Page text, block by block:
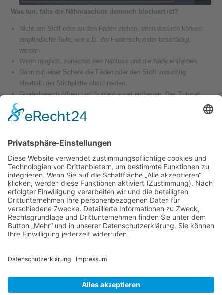
Was tun, falls die Nähmaschine dennoch blockiert ist?
Nicht am Stoff oder an den Fäden ziehen, denn dadurch können
empfindliche Teile, wie z.B. der Fadenschneider beschädigt
werden.
Wenn möglich, zunächst den Nähfuss und die Nade entfernen.
Dann mit einer Schere die Fäden oder den Stoff vorsichtig
oberhalb der Stichplatte abschneiden.
Greiferbereich öffnen und Spulenkapsel entfernen. Das Tutorial
Kontrollieren, ob sich verwickelte Fäden im Greiferbereich
Drehbewegung des Handrads zu lösen.
Stichplatte entfernen und kontrollieren, ob verwickelte Fäden unter
der Stichplatte liegen und diese entfernen.
Greifer, Spulenkapsel, Spule und Stichplatte wiedereinsetzten.
Prüfen, ob der Oberfaden richtig eingefädelt wurde, gegebenenfalls
nochmals den Oberfaden neu einfädeln.
Wichtige Infos
Copyright © 2014 Nähmaschinen Senci